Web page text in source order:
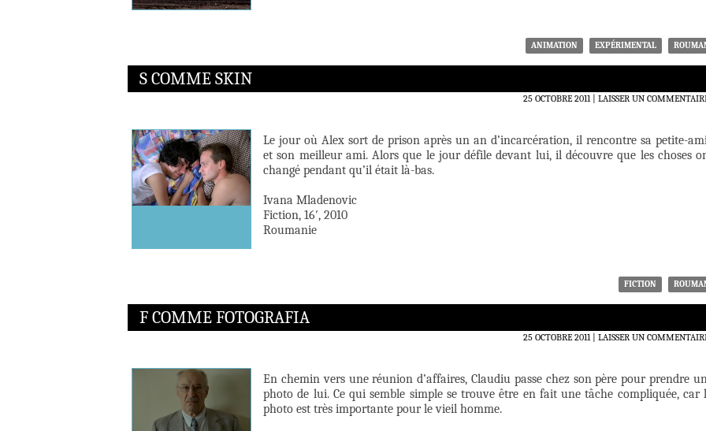
ANIMATION EXPÉRIMENTAL
S COMME SKIN
25 OCTOBRE 2011 LAISSER UN
Le jour où Alex sort de prison après un an d’incarcération, il rencontre sa petite-
et son meilleur ami. Alors que le jour défile devant lui, il découvre que les choses
changé pendant qu’il était là-bas.
Ivana Mladenovic
Fiction, 16′, 2010
Roumanie
FICTION
F COMME FOTOGRAFIA
25 OCTOBRE 2011 LAISSER UN
En chemin vers une réunion d’affaires, Claudiu passe chez son père pour prendre
photo de lui. Ce qui semble simple se trouve être en fait une tâche compliquée, car
photo est très importante pour le vieil homme.